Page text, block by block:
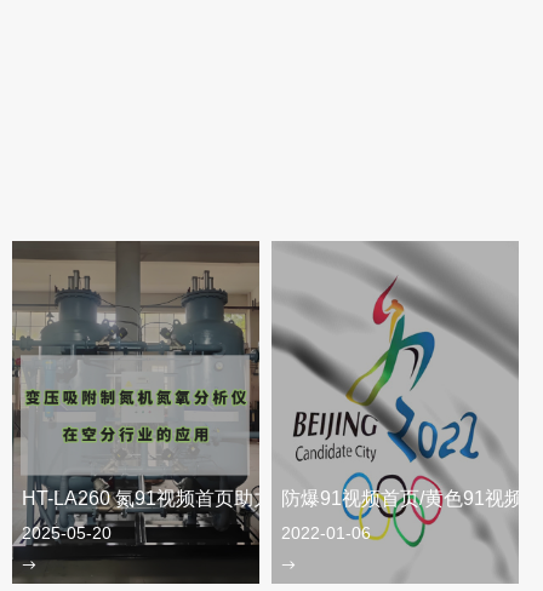
HT-LA260 氮91视频首页助力空分变压吸附制氮机
2025-05-20
防爆91视频首页/黄色91视频
2022-01-06